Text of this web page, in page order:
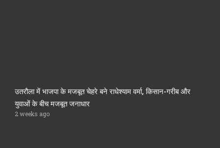
उतरौला में भाजपा के मजबूत चेहरे बने राधेश्याम वर्मा, किसान-गरीब और
युवाओं के बीच मजबूत जनाधार
2 weeks ago